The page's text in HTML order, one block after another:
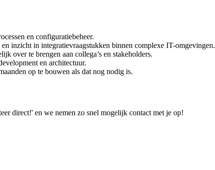
en configuratiebeheer.
inzicht in integratievraagstukken binnen complexe IT-omgevingen.
over te brengen aan collega’s en stakeholders.
en architectuur.
op te bouwen als dat nog nodig is.
direct!' en we nemen zo snel mogelijk contact met je op!